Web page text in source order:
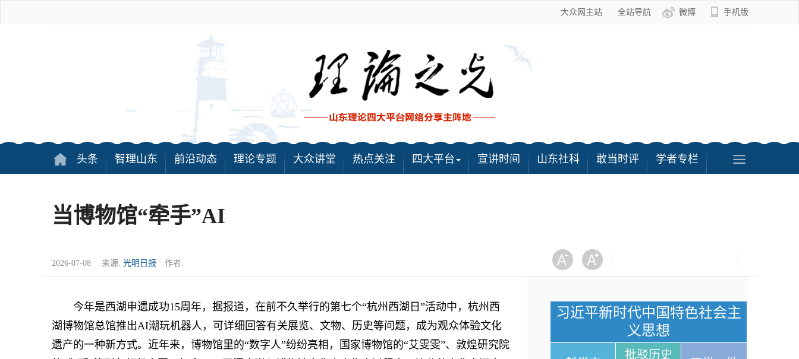
大众网主站 全站导航 微博 手机版
头条 智理山东 前沿动态 理论专题 大众讲堂 热点关注 四大平台 宣讲时间 山东社科 敢当时评 学者专栏
当博物馆“牵手”AI
2026-07-08 来源: 光明日报 作者:
今年是西湖申遗成功15周年，据报道，在前不久举行的第七个“杭州西湖日”活动中，杭州西
湖博物馆总馆推出AI潮玩机器人，可详细回答有关展览、文物、历史等问题，成为观众体验文化
遗产的一种新方式。近年来，博物馆里的“数字人”纷纷亮相，国家博物馆的“艾雯雯”、敦煌研究院
习近平新时代中国特色社会主
义思想
批驳历史